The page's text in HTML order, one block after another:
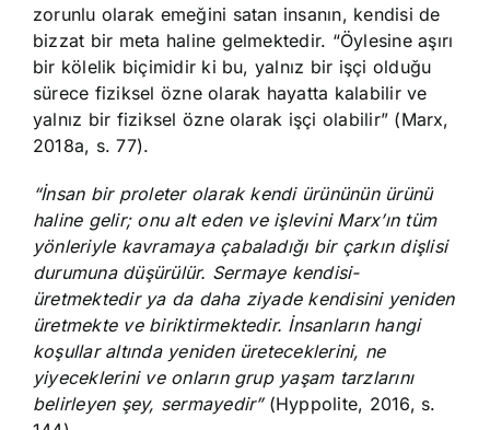
zorunlu olarak emeğini satan insanın, kendisi de
bizzat bir meta haline gelmektedir. “Öylesine aşırı
bir kölelik biçimidir ki bu, yalnız bir işçi olduğu
sürece fiziksel özne olarak hayatta kalabilir ve
yalnız bir fiziksel özne olarak işçi olabilir” (Marx,
2018a, s. 77).
“İnsan bir proleter olarak kendi ürününün ürünü
haline gelir; onu alt eden ve işlevini Marx’ın tüm
yönleriyle kavramaya çabaladığı bir çarkın dişlisi
durumuna düşürülür. Sermaye kendisi-
üretmektedir ya da daha ziyade kendisini yeniden
üretmekte ve biriktirmektedir. İnsanların hangi
koşullar altında yeniden üreteceklerini, ne
yiyeceklerini ve onların grup yaşam tarzlarını
belirleyen şey, sermayedir”(Hyppolite, 2016, s.